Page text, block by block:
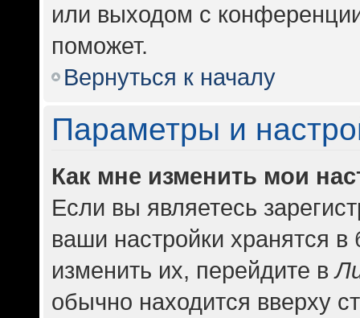
или выходом с
поможет.
Вернуться к началу
Параметры и
Как мне изменить мои
Если вы являетесь
ваши настройки хранятся
изменить их, перейдите в
обычно находится вверху